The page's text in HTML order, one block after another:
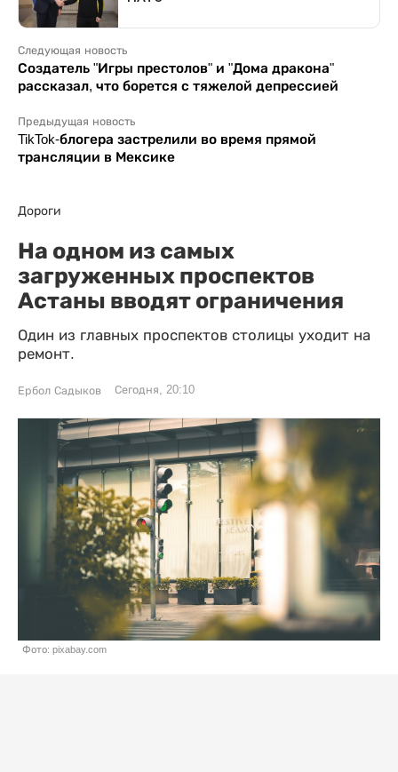
Следующая новость
Создатель "Игры престолов" и "Дома дракона"
рассказал, что борется с тяжелой депрессией
Предыдущая новость
TikTok-блогера застрелили во время прямой
трансляции в Мексике
Дороги
На одном из самых
загруженных проспектов
Астаны вводят ограничения
Один из главных проспектов столицы уходит на
ремонт.
Ербол Садыков Сегодня, 20:10
Фото: pixabay.com